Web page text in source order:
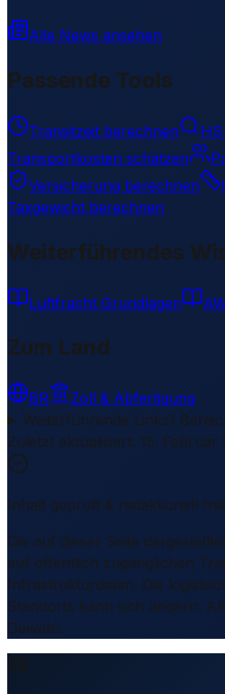
Alle News ansehen
Passende Tools
Transitzeit berechnen
Transportkosten schätzen
Versicherung berechnen
Taxgewicht berechnen
Weiterführendes
Luftfracht Grundlagen
Zum Land
BR
Zoll & Abfertigung
Weiterführende Links1
Zuletzt aktualisiert: 15. Februar
Inhalt geprüft & redaktionell
Die auf dieser Seite
auf öffentlich zugänglichen
Infrastrukturdaten. Die
Standorts kann sich ändern.
Gewähr.